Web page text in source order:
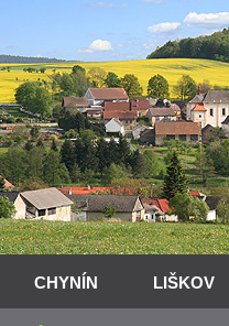
CHYNÍN LIŠKOV